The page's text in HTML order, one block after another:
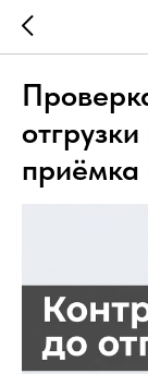
приёмка